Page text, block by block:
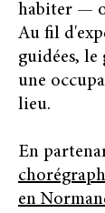
habiter —
Au fil
guidées,
une
lieu.
En
en